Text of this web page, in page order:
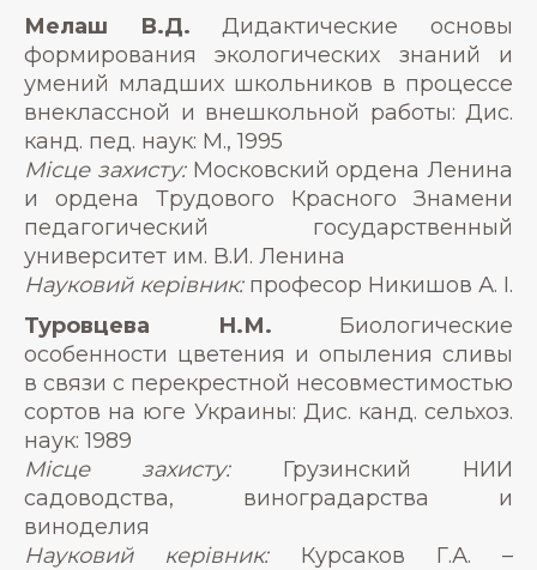
Мелаш В.Д. Дидактические основы
формирования экологических знаний и
умений младших школьников в процессе
внеклассной и внешкольной работы: Дис.
канд. пед. наук: М., 1995
Місце захисту:Московский ордена Ленина
и ордена Трудового Красного Знамени
педагогический государственный
университет им. В.И. Ленина
Науковий керівник: професор Никишов А. І.
Туровцева Н.М. Биологические
особенности цветения и опыления сливы
в связи с перекрестной несовместимостью
сортов на юге Украины: Дис. канд. сельхоз.
наук: 1989
Місце захисту:Грузинский НИИ
садоводства, виноградарства и
виноделия
Науковий керівник:Курсаков Г.А. –